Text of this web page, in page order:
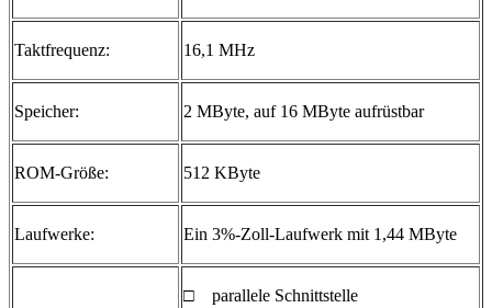
Taktfrequenz: 16,1 MHz
Speicher: 2 MByte, auf 16 MByte aufrüstbar
ROM-Größe: 512 KByte
Laufwerke: Ein 3%-Zoll-Laufwerk mit 1,44 MByte
□ parallele Schnittstelle